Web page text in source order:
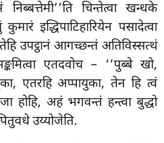
चिन्तेत्वा खन्धके
इद्धिपाटिहारियेन पसादेत्वा
उपट्ठानं आगच्छन्तं अतिविस्सत्थं
एतदवोच – ‘‘पुब्बे खो,
एतरहि अप्पायुका, तेन हि त्वं
होहि, अहं भगवन्तं हन्त्वा बुद्धो
उय्योजेति.